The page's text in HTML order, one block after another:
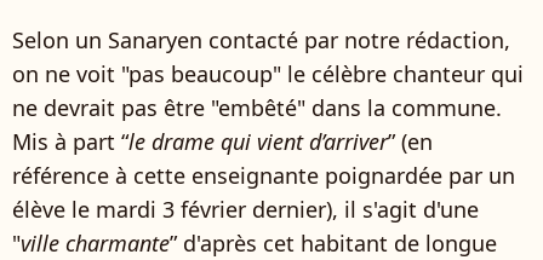
Selon un Sanaryen contacté par notre rédaction,
on ne voit "pas beaucoup" le célèbre chanteur qui
ne devrait pas être "embêté" dans la commune.
Mis à part “le drame qui vient d’arriver” (en
référence à cette enseignante poignardée par un
élève le mardi 3 février dernier), il s'agit d'une
"ville charmante” d'après cet habitant de longue